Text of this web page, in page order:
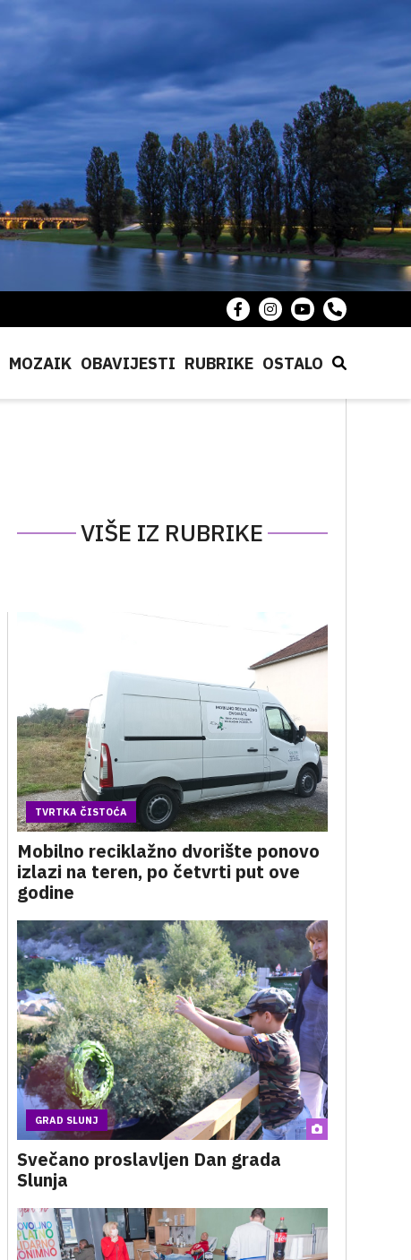
MOZAIK OBAVIJESTI RUBRIKE OSTALO
VIŠE IZ RUBRIKE
TVRTKA ČISTOĆA
Mobilno reciklažno dvorište ponovo
izlazi na teren, po četvrti put ove
godine
GRAD SLUNJ
Svečano proslavljen Dan grada
Slunja